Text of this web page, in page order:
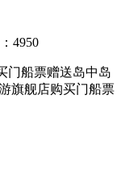
4950
船票赠送岛中岛
旗舰店购买门船票